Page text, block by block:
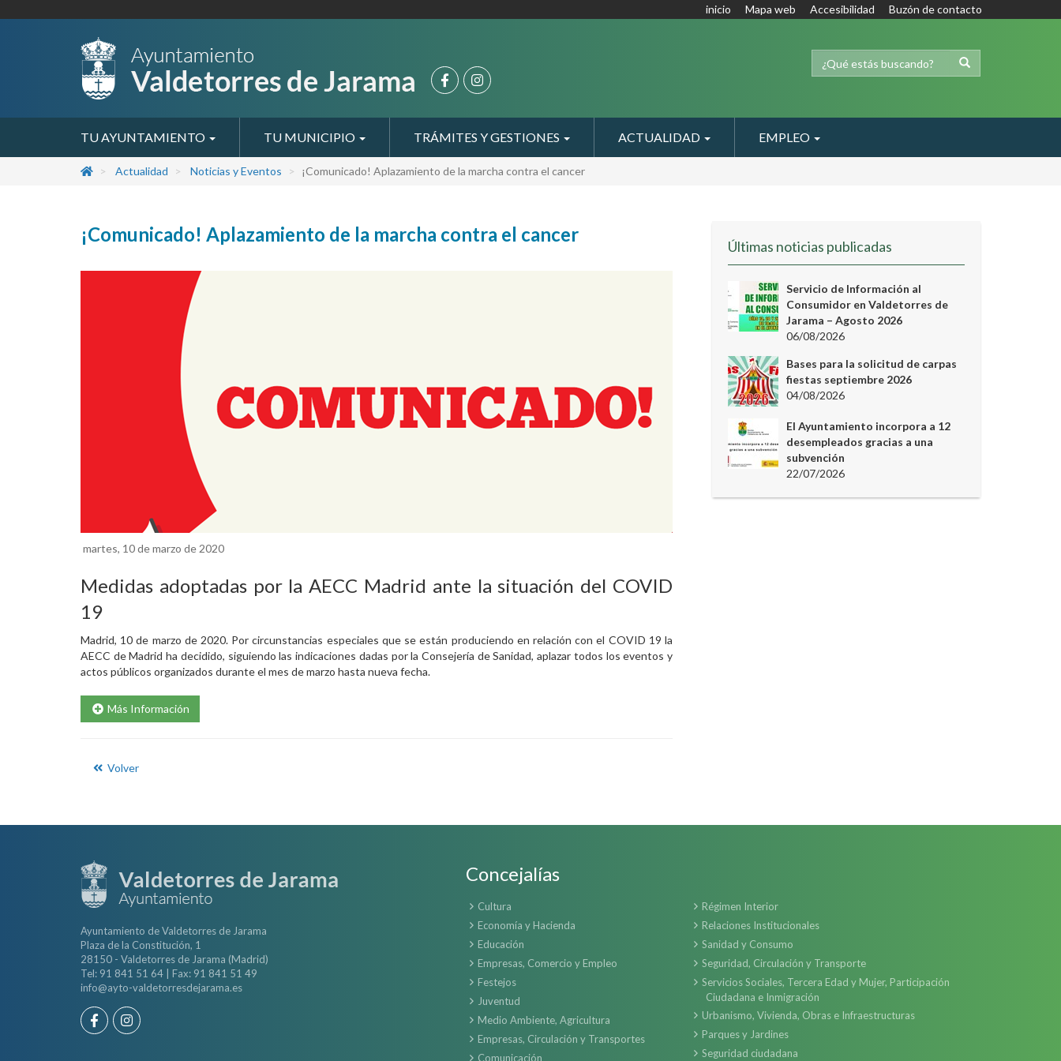
inicio Mapa web Accesibilidad Buzón de contacto
TU AYUNTAMIENTO TU MUNICIPIO TRÁMITES Y GESTIONES ACTUALIDAD EMPLEO
Actualidad Noticias y Eventos ¡Comunicado! Aplazamiento de la marcha contra el cancer
¡Comunicado! Aplazamiento de la marcha contra el cancer
martes, 10 de marzo de 2020
Medidas adoptadas por la AECC Madrid ante la situación del COVID
19
Madrid, 10 de marzo de 2020. Por circunstancias especiales que se están produciendo en relación con el COVID 19 la
AECC de Madrid ha decidido, siguiendo las indicaciones dadas por la Consejería de Sanidad, aplazar todos los eventos y
actos públicos organizados durante el mes de marzo hasta nueva fecha.
Más Información
Volver
Últimas noticias publicadas
Servicio de Información al
Consumidor en Valdetorres de
Jarama – Agosto 2026
06/08/2026
Bases para la solicitud de carpas
fiestas septiembre 2026
04/08/2026
El Ayuntamiento incorpora a 12
desempleados gracias a una
subvención
22/07/2026
Ayuntamiento de Valdetorres de Jarama
Plaza de la Constitución, 1
28150 - Valdetorres de Jarama (Madrid)
Tel: 91 841 51 64 | Fax: 91 841 51 49
info@ayto-valdetorresdejarama.es
Concejalías
Cultura
Economía y Hacienda
Educación
Empresas, Comercio y Empleo
Festejos
Juventud
Medio Ambiente, Agricultura
Empresas, Circulación y Transportes
Comunicación
Régimen Interior
Relaciones Institucionales
Sanidad y Consumo
Seguridad, Circulación y Transporte
Servicios Sociales, Tercera Edad y Mujer, Participación
Ciudadana e Inmigración
Urbanismo, Vivienda, Obras e Infraestructuras
Parques y Jardines
Seguridad ciudadana